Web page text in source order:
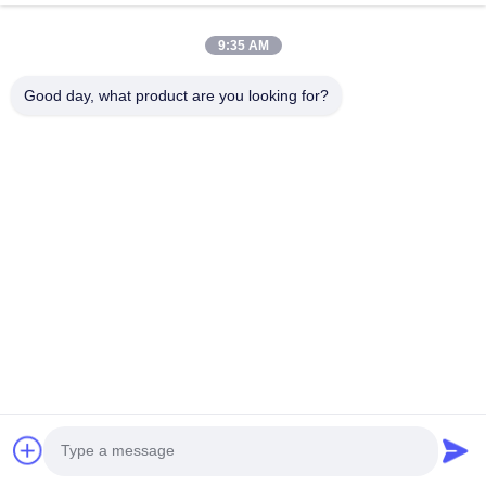
© 2024 - 2026 BEXKOM Electronics Co., Ltd.. - Tüm haklar saklıdır..
9:35 AM
Good day, what product are you looking for?